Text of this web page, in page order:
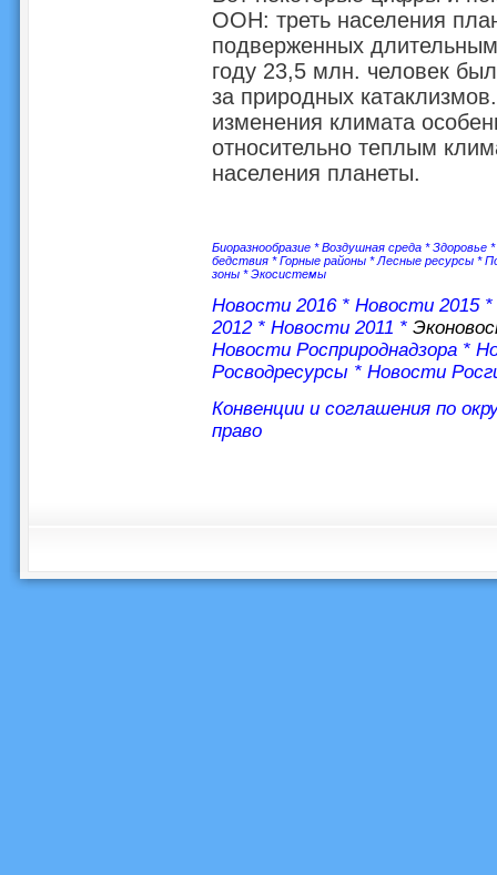
ООН: треть населения
подверженных
году 23,5 млн. человек
за природных
изменения климата
относительно теплым
населения планеты.
Биоразнообразие *Воздушная среда *Здоровье *
бедствия *Горные районы *Лесные ресурсы *
зоны *Экосистемы
Новости 2016* Новости 2015*
2012* Новости 2011 *
Новости Росприроднадзора*
Росводресурсы * Новости
Конвенции и соглашения по
право